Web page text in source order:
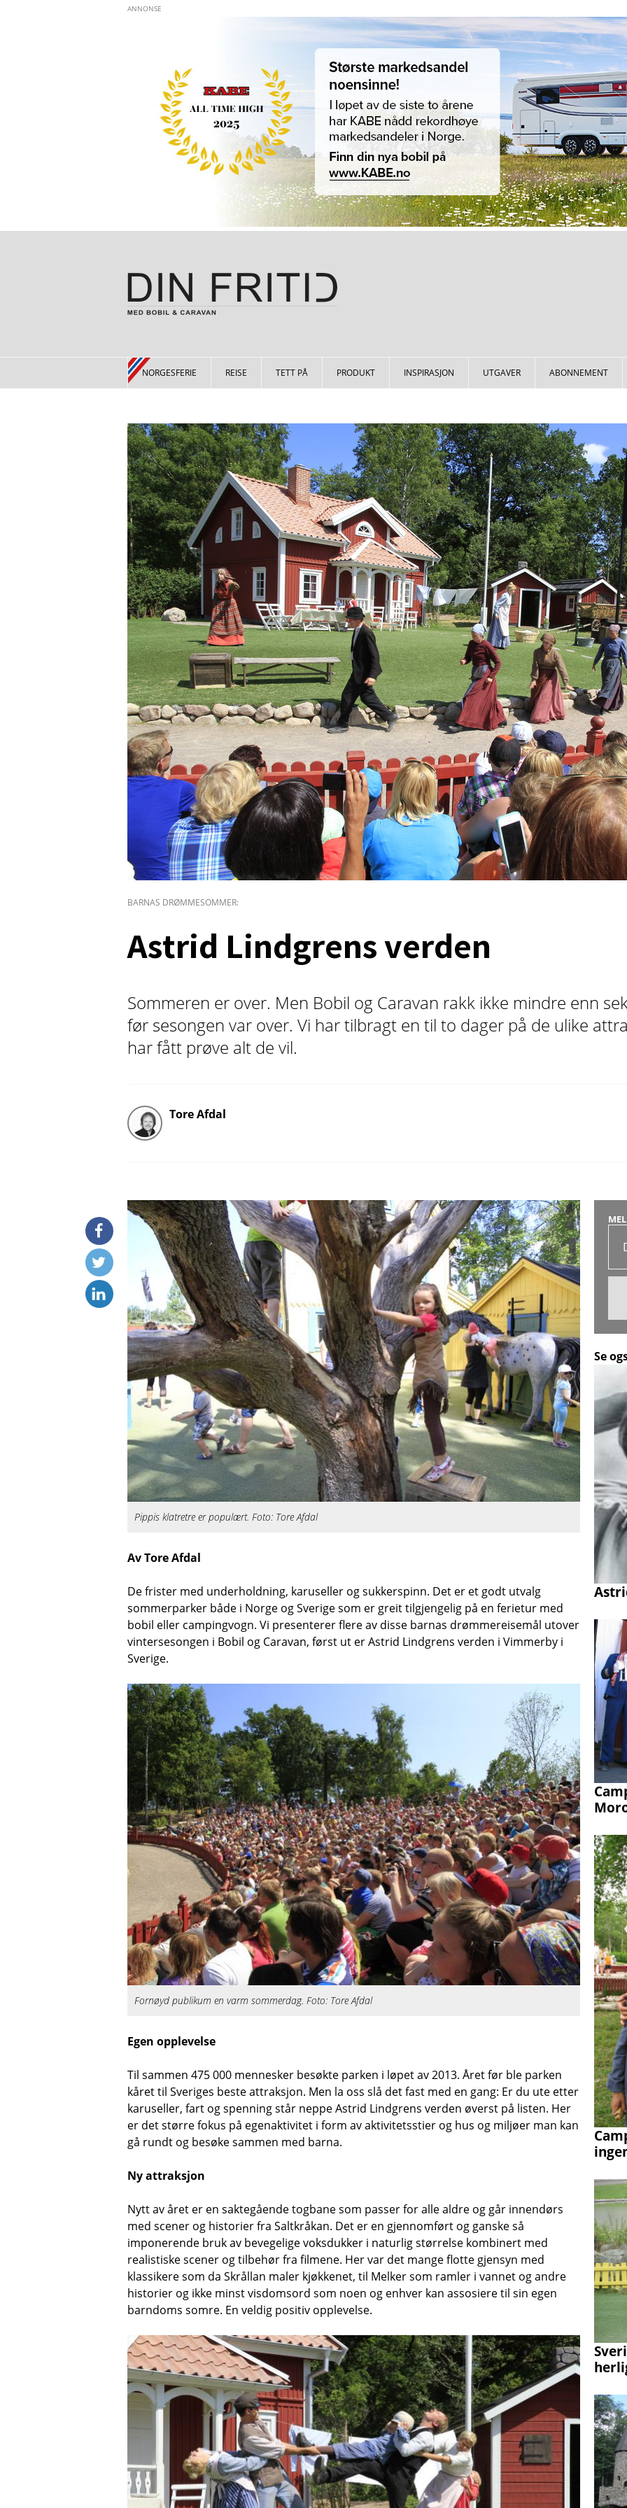
NORGESFERIE REISE TETT PÅ PRODUKT INSPIRASJON UTGAVER ABONNEMENT
BARNAS DRØMMESOMMER:
Astrid Lindgrens verden
Sommeren er over. Men Bobil og Caravan rakk ikke mindre enn
før sesongen var over. Vi har tilbragt en til to dager på de ulike
har fått prøve alt de vil.
Tore Afdal
Pippis klatretre er populært. Foto: Tore Afdal
Av Tore Afdal
De frister med underholdning, karuseller og sukkerspinn. Det er et godt utvalg
sommerparker både i Norge og Sverige som er greit tilgjengelig på en ferietur med
bobil eller campingvogn. Vi presenterer flere av disse barnas drømmereisemål utover
vintersesongen i Bobil og Caravan, først ut er Astrid Lindgrens verden i Vimmerby i
Sverige.
Fornøyd publikum en varm sommerdag. Foto: Tore Afdal
Egen opplevelse
Til sammen 475 000 mennesker besøkte parken i løpet av 2013. Året før ble parken
kåret til Sveriges beste attraksjon. Men la oss slå det fast med en gang: Er du ute etter
karuseller, fart og spenning står neppe Astrid Lindgrens verden øverst på listen. Her
er det større fokus på egenaktivitet i form av aktivitetsstier og hus og miljøer man kan
gå rundt og besøke sammen med barna.
Ny attraksjon
Nytt av året er en saktegående togbane som passer for alle aldre og går innendørs
med scener og historier fra Saltkråkan. Det er en gjennomført og ganske så
imponerende bruk av bevegelige voksdukker i naturlig størrelse kombinert med
realistiske scener og tilbehør fra filmene. Her var det mange flotte gjensyn med
klassikere som da Skrållan maler kjøkkenet, til Melker som ramler i vannet og andre
historier og ikke minst visdomsord som noen og enhver kan assosiere til sin egen
barndoms somre. En veldig positiv opplevelse.
Se